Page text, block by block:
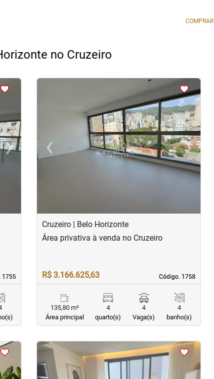
COMPRAR
no Cruzeiro
›Next
1755
1755
<
‹
Previous ›Next
Cruzeiro | Belo Horizonte
Código. 1758
Código. 1758
Área privativa à venda no Cruzeiro
R$ 3.166.625,63
135,80 m²
Área principal
4
quarto(s)
4
Vaga(s)
4
banho(s)
< <<<